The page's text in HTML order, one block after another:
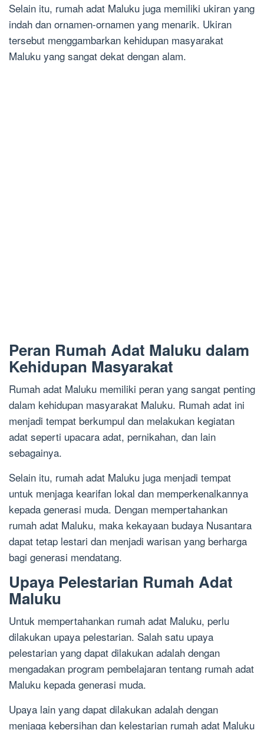
Selain itu, rumah adat Maluku juga memiliki ukiran yang
indah dan ornamen-ornamen yang menarik. Ukiran
tersebut menggambarkan kehidupan masyarakat
Maluku yang sangat dekat dengan alam.
Peran Rumah Adat Maluku dalam
Kehidupan Masyarakat
Rumah adat Maluku memiliki peran yang sangat penting
dalam kehidupan masyarakat Maluku. Rumah adat ini
menjadi tempat berkumpul dan melakukan kegiatan
adat seperti upacara adat, pernikahan, dan lain
sebagainya.
Selain itu, rumah adat Maluku juga menjadi tempat
untuk menjaga kearifan lokal dan memperkenalkannya
kepada generasi muda. Dengan mempertahankan
rumah adat Maluku, maka kekayaan budaya Nusantara
dapat tetap lestari dan menjadi warisan yang berharga
bagi generasi mendatang.
Upaya Pelestarian Rumah Adat
Maluku
Untuk mempertahankan rumah adat Maluku, perlu
dilakukan upaya pelestarian. Salah satu upaya
pelestarian yang dapat dilakukan adalah dengan
mengadakan program pembelajaran tentang rumah adat
Maluku kepada generasi muda.
Upaya lain yang dapat dilakukan adalah dengan
menjaga kebersihan dan kelestarian rumah adat Maluku